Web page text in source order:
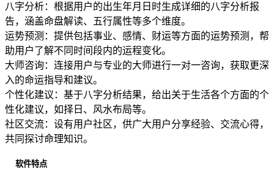
八字分析：根据用户的出生年月日时生成详细的八字分析报
告，涵盖命盘解读、五行属性等多个维度。
运势预测：提供包括事业、感情、财运等方面的运势预测，帮
助用户了解不同时间段内的运程变化。
大师咨询：连接用户与专业的大师进行一对一咨询，获取更深
入的命运指导和建议。
个性化建议：基于八字分析结果，给出关于生活各个方面的个
性化建议，如择日、风水布局等。
社区交流：设有用户社区，供广大用户分享经验、交流心得，
共同探讨命理知识。
软件特点